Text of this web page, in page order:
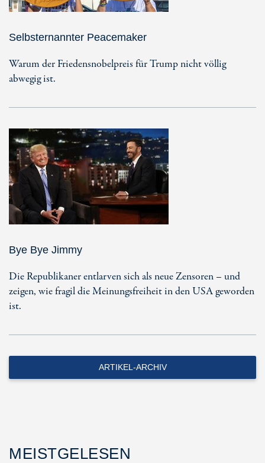
Selbsternannter Peacemaker
Warum der Friedensnobelpreis für Trump nicht völlig
abwegig ist.
Bye Bye Jimmy
Die Republikaner entlarven sich als neue Zensoren – und
zeigen, wie fragil die Meinungsfreiheit in den USA geworden
ist.
ARTIKEL-ARCHIV
MEISTGELESEN